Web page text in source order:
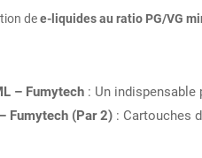
dee-liquides au ratio PG/VG
– Fumytech : Un
Fumytech (Par 2) : Cartouches